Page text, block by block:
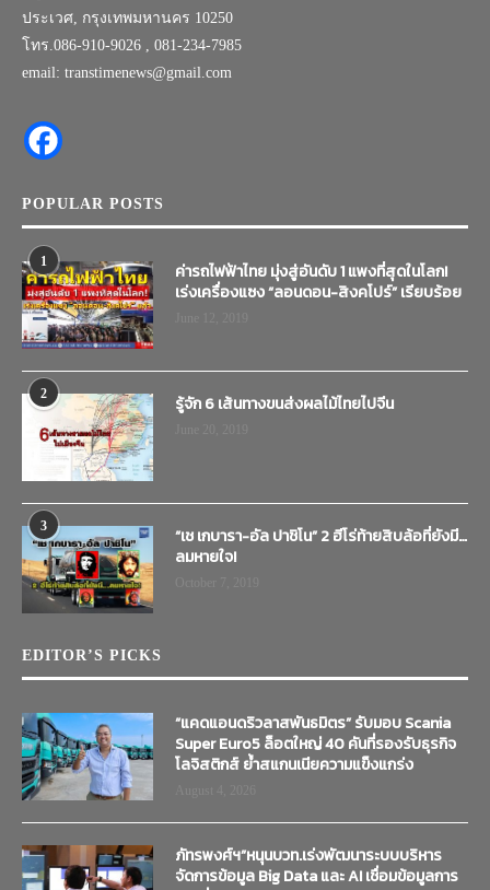
ประเวศ, กรุงเทพมหานคร 10250
โทร.086-910-9026 , 081-234-7985
email: transtimenews@gmail.com
POPULAR POSTS
1
ค่ารถไฟฟ้าไทย มุ่งสู่อันดับ 1 แพงที่สุดในโลก!
เร่งเครื่องแซง “ลอนดอน-สิงคโปร์” เรียบร้อย
2 รู้จัก 6 เส้นทางขนส่งผลไม้ไทยไปจีน
3
“เช เกบารา-อัล ปาชิโน” 2 ฮีโร่ท้ายสิบล้อที่ยังมี…
ลมหายใจ!
EDITOR’S PICKS
“แคดแอนดริวลาสพันธมิตร” รับมอบ Scania
Super Euro5 ล็อตใหญ่ 40 คันที่รองรับธุรกิจ
โลจิสติกส์ ย้ำสแกนเนียความแข็งแกร่ง
ภัทรพงศ์ฯ”หนุนบวท.เร่งพัฒนาระบบบริหาร
จัดการข้อมูล Big Data และ AI เชื่อมข้อมูลการ